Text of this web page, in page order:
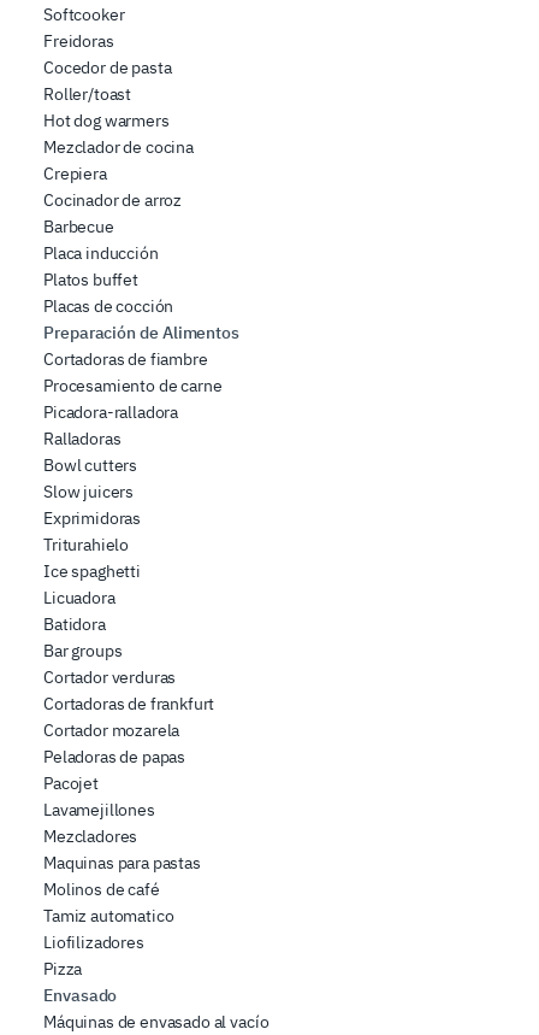
Softcooker
Freidoras
Cocedor de pasta
Roller/toast
Hot dog warmers
Mezclador de cocina
Crepiera
Cocinador de arroz
Barbecue
Placa inducción
Platos buffet
Placas de cocción
Preparación de Alimentos
Cortadoras de fiambre
Procesamiento de carne
Picadora-ralladora
Ralladoras
Bowl cutters
Slow juicers
Exprimidoras
Triturahielo
Ice spaghetti
Licuadora
Batidora
Bar groups
Cortador verduras
Cortadoras de frankfurt
Cortador mozarela
Peladoras de papas
Pacojet
Lavamejillones
Mezcladores
Maquinas para pastas
Molinos de café
Tamiz automatico
Liofilizadores
Pizza
Envasado
Máquinas de envasado al vacío